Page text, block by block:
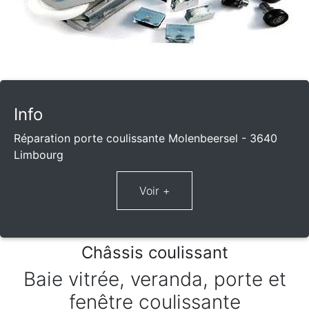
Info
Réparation porte coulissante Molenbeersel - 3640
Limbourg
Châssis coulissant
Baie vitrée, veranda, porte et
fenêtre coulissante